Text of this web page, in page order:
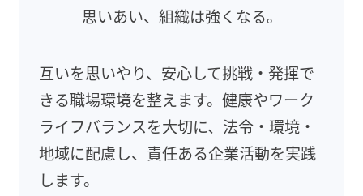
思いあい、組織は強くなる。
互いを思いやり、安心して挑戦・発揮で
きる職場環境を整えます。健康やワーク
ライフバランスを大切に、法令・環境・
地域に配慮し、責任ある企業活動を実践
します。